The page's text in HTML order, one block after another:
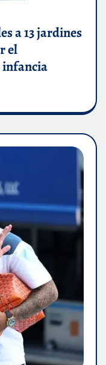
a 13 jardines
el
infancia